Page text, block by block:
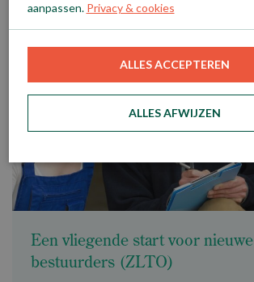
Een vliegende start voor nieuwe
bestuurders (ZLTO)
aanpassen. Privacy & cookies
ALLES ACCEPTEREN
ALLES AFWIJZEN